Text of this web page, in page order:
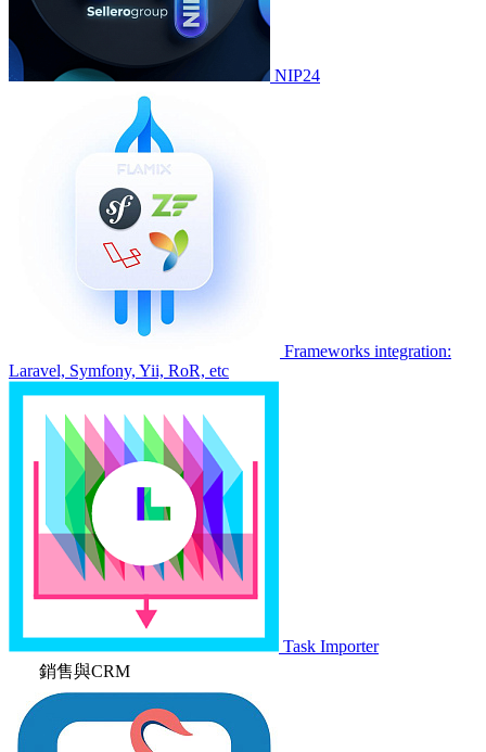
NIP24
Frameworks integration:
Laravel, Symfony, Yii, RoR, etc
Task Importer
銷售與CRM